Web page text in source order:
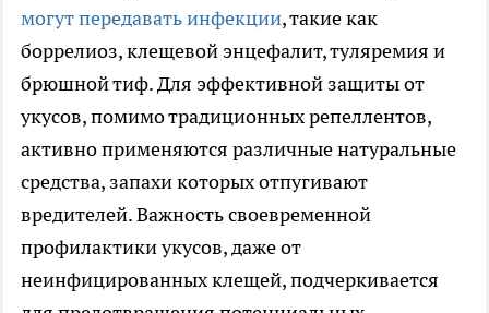
могут передавать инфекции, такие как
боррелиоз, клещевой энцефалит, туляремия и
брюшной тиф. Для эффективной защиты от
укусов, помимо традиционных репеллентов,
активно применяются различные натуральные
средства, запахи которых отпугивают
вредителей. Важность своевременной
профилактики укусов, даже от
неинфицированных клещей, подчеркивается